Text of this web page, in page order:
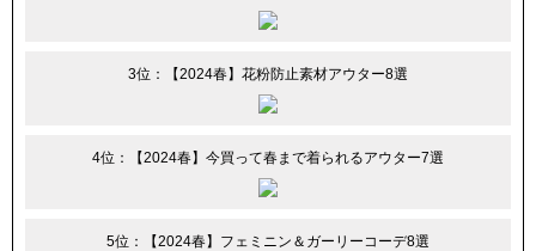
3位：【2024春】花粉防止素材アウター8選
4位：【2024春】今買って春まで着られるアウター7選
5位：【2024春】フェミニン＆ガーリーコーデ8選